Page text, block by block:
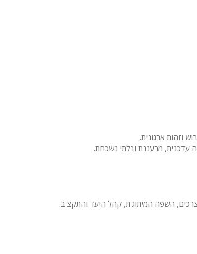
וזהות ארגונית.
עדכנית, מרעננת ובלתי נשכחת.
השפה המיתוגית, קהל היעד והתקציב.